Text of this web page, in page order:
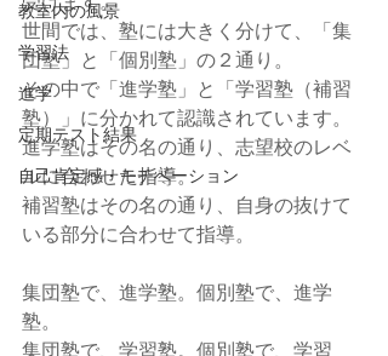
教室内の風景
学習法
進学
定期テスト結果
自己肯定感・モチベーション
世間では、塾には大きく分けて、「集
団塾」と「個別塾」の２通り。
その中で「進学塾」と「学習塾（補習
塾）」に分かれて認識されています。
進学塾はその名の通り、志望校のレベ
ルに合わせた指導。
補習塾はその名の通り、自身の抜けて
いる部分に合わせて指導。
集団塾で、進学塾。個別塾で、進学
塾。
集団塾で、学習塾。個別塾で、学習